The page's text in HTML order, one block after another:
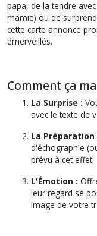
papa, de la tendre
mamie) ou de
cette carte annonce
émerveillés.
Comment ça
La Surprise :
avec le texte de
La Préparation
d'échographie
prévu à cet effet.
L'Émotion :
leur regard se
image de votre